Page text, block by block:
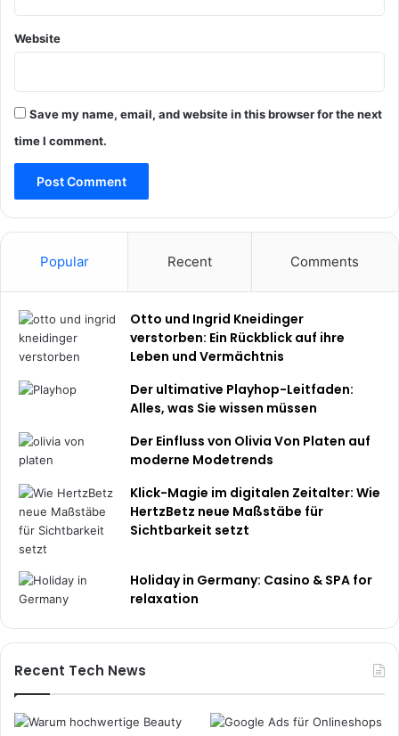
Website
Save my name, email, and website in this browser for the next
time I comment.
Popular Recent Comments
Otto und Ingrid Kneidinger
verstorben: Ein Rückblick auf ihre
Leben und Vermächtnis
Der ultimative Playhop-Leitfaden:
Alles, was Sie wissen müssen
Der Einfluss von Olivia Von Platen auf
moderne Modetrends
Klick-Magie im digitalen Zeitalter: Wie
HertzBetz neue Maßstäbe für
Sichtbarkeit setzt
Holiday in Germany: Casino & SPA for
relaxation
Recent Tech News